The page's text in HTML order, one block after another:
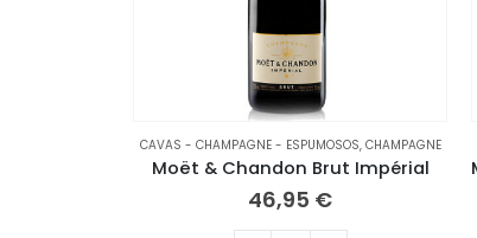
CAVAS - CHAMPAGNE - ESPUMOSOS, CHAMPAGNE
Moët & Chandon Brut Impérial
46,95 €